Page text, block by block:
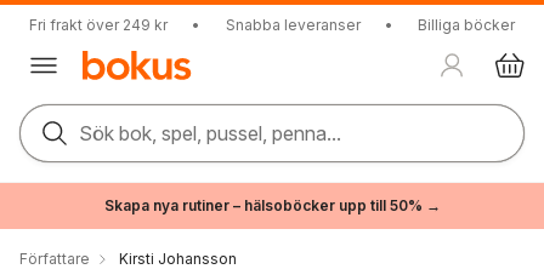
Fri frakt över 249 kr • Snabba leveranser • Billiga böcker
Sök bok, spel, pussel, penna...
Skapa nya rutiner – hälsoböcker upp till 50% →
Författare Kirsti Johansson